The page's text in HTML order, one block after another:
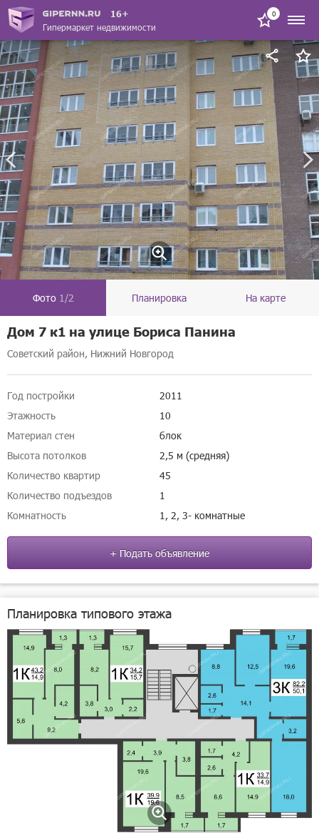
16+
Гипермаркет недвижимости
0
Фото 1/2 Планировка На карте
Дом 7 к1 на улице Бориса Панина
Советский район, Нижний Новгород
Год постройки
2011
Этажность
10
Материал стен
блок
Высота потолков
2,5 м (средняя)
Количество квартир
45
Количество подъездов
1
Комнатность
1, 2, 3- комнатные
+ Подать объявление
Планировка типового этажа